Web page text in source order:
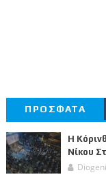
ΠΡΟΣΦΑΤΑ
Η
Νίκου